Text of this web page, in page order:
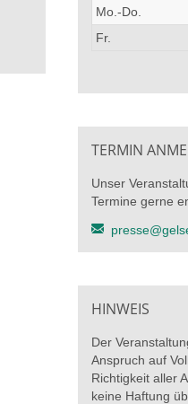
Mo.-Do.
Fr.
TERMIN
Unser
Termine gerne
HINWEIS
Der
Anspruch auf
Richtigkeit aller
keine Haftung